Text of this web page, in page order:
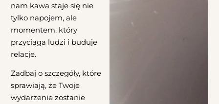
nam kawa staje się nie
tylko napojem, ale
momentem, który
przyciąga ludzi i buduje
relacje.
Zadbaj o szczegóły, które
sprawiają, że Twoje
wydarzenie zostanie